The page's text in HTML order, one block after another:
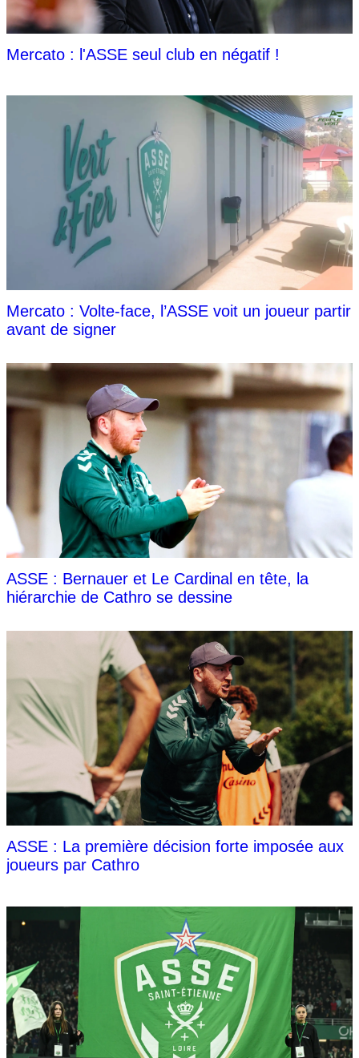
Mercato : l'ASSE seul club en négatif !
Mercato : Volte-face, l’ASSE voit un joueur partir
avant de signer
ASSE : Bernauer et Le Cardinal en tête, la
hiérarchie de Cathro se dessine
ASSE : La première décision forte imposée aux
joueurs par Cathro